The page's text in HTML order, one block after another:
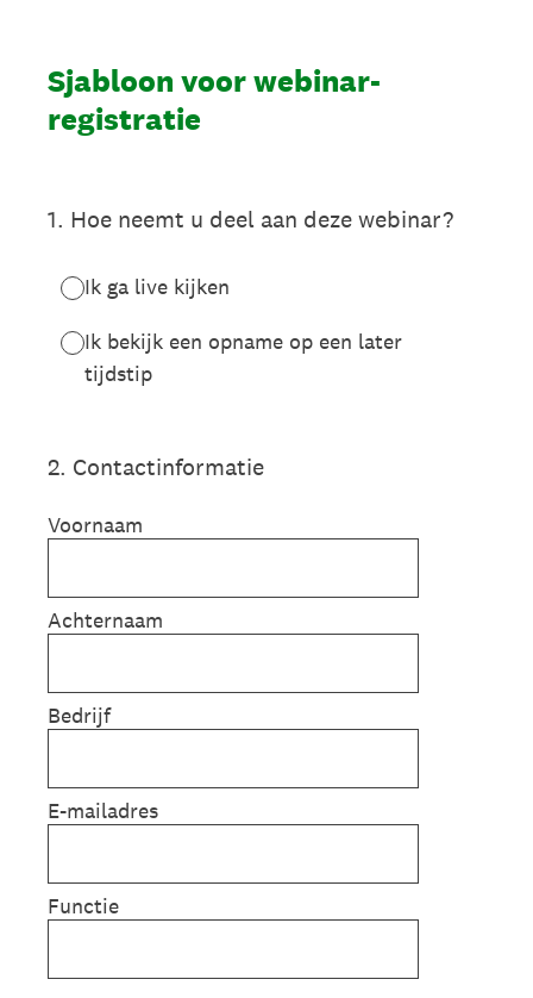
Sjabloon voor webinar-
registratie
1. Hoe neemt u deel aan deze webinar?
Ik ga live kijken
Ik bekijk een opname op een later
tijdstip
2. Contactinformatie
Voornaam
Achternaam
Bedrijf
E-mailadres
Functie